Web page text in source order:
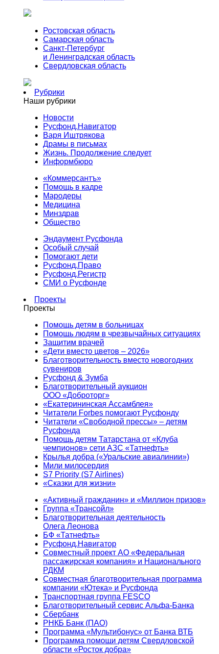
Ростовская область
Самарская область
Санкт-Петербург
и Ленинградская область
Свердловская область
Рубрики
Наши рубрики
Новости
Русфонд.Навигатор
Варя Иштрякова
Драмы в письмах
Жизнь. Продолжение следует
Информбюро
«Коммерсантъ»
Помощь в кадре
Мародеры
Медицина
Минздрав
Общество
Эндаумент Русфонда
Особый случай
Помогают дети
Русфонд.Право
Русфонд.Регистр
СМИ о Русфонде
Проекты
Проекты
Помощь детям в больницах
Помощь людям в чрезвычайных ситуациях
Защитим врачей
«Дети вместо цветов – 2026»
Благотворительность вместо новогодних
сувениров
Русфонд & Зумба
Благотворительный аукцион
ООО «Доброторг»
«Екатерининская Ассамблея»
Читатели Forbes помогают Русфонду
Читатели «Свободной прессы» – детям
Русфонда
Помощь детям Татарстана от «Клуба
чемпионов» сети АЗС «Татнефть»
Крылья добра («Уральские авиалинии»)
Мили милосердия
S7 Priority (S7 Airlines)
«Сказки для жизни»
«Активный гражданин» и «Миллион призов»
Группа «Трансойл»
Благотворительная деятельность
Олега Леонова
БФ «Татнефть»
Русфонд.Навигатор
Совместный проект АО «Федеральная
пассажирская компания» и Национального
РДКМ
Совместная благотворительная программа
компании «Ютека» и Русфонда
Транспортная группа FESCO
Благотворительный сервис Альфа-Банка
Сбербанк
РНКБ Банк (ПАО)
Программа «Мультибонус» от Банка ВТБ
Программа помощи детям Свердловской
области «Росток добра»